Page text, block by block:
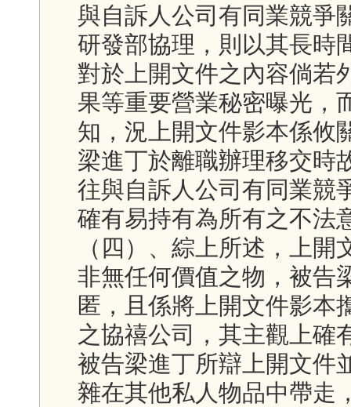
與自訴人公司有同業競爭
研發部協理，則以其長時
對於上開文件之內容倘若
果等重要營業秘密曝光，
知，況上開文件影本係攸
梁進丁於離職辦理移交時
往與自訴人公司有同業競
確有易持有為所有之不法
（四）、綜上所述，上
非無任何價值之物，被告
匿，且係將上開文件影本
之協禧公司，其主觀上確
被告梁進丁所辯上開文件
雜在其他私人物品中帶走